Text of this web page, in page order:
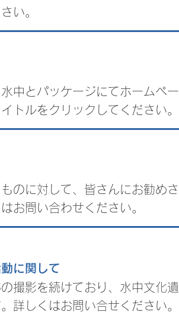
い。
中と パッケージにてホームペー
トルをクリックしてください。
のに対して、皆さんにお勧めさ
お問い合わせください。
に関して
撮影を続けており、水中文化遺
詳しくはお問い合せください。